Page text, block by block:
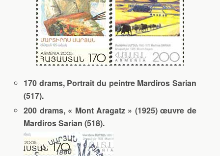
170 drams, Portrait du peintre Mardiros Sarian
(517).
200 drams, « Mont Aragatz » (1925) œuvre de
Mardiros Sarian (518).